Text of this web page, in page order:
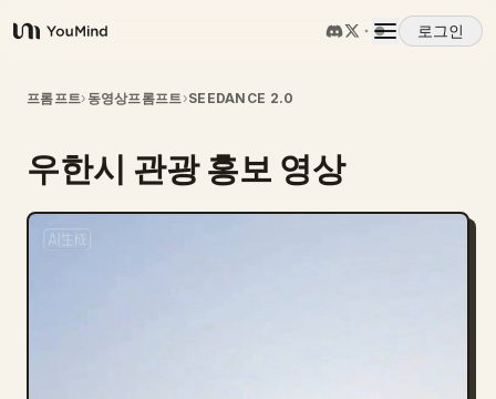
YouMind
로그인
개요
사용 사례
스킬
프롬프트› 동영상프롬프트›SEEDANCE 2.0
우한시 관광 홍보 영상